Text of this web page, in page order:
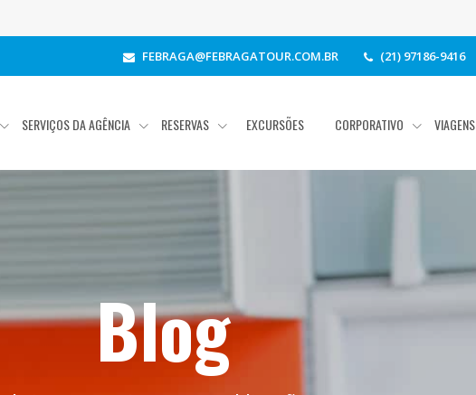
FEBRAGA@FEBRAGATOUR.COM.BR (21) 97186-9416
SERVIÇOS DA AGÊNCIA RESERVAS EXCURSÕES CORPORATIVO VIAGENS
Blog